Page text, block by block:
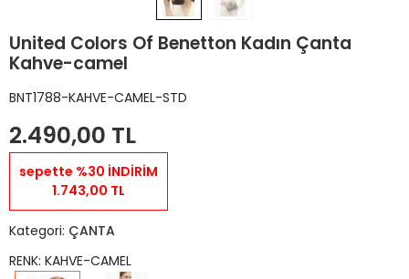
United Colors Of Benetton Kadın Çanta
Kahve-camel
BNT1788-KAHVE-CAMEL-STD
2.490,00 TL
sepette %30 İNDİRİM
1.743,00 TL
Kategori: ÇANTA
RENK: KAHVE-CAMEL